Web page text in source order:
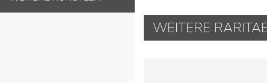
WEITERE